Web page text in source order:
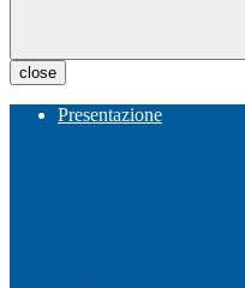
close
Presentazione